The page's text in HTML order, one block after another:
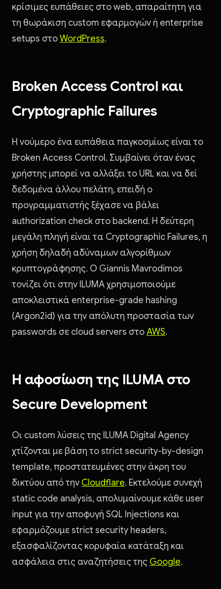
κρίσιμες ευπάθειες στο web, απαραίτητη για
τη θωράκιση custom εφαρμογών ή enterprise
setups στοWordPress.
Broken Access Control και
Cryptographic Failures
Η νούμερο ένα ευπάθεια παγκοσμίως είναι το
Broken Access Control. Συμβαίνει όταν ένας
χρήστης μπορεί να αλλάξει το URL και να δεί
δεδομένα άλλου πελάτη, επειδή ο
προγραμματιστής ξέχασε να βάλει
authorization check στο backend. Η δεύτερη
μεγάλη πληγή είναι τα Cryptographic Failures, η
χρήση δηλαδή αδύναμων αλγορίθμων
κρυπτογράφησης. Ο Giannis Mavrodimos
τονίζει ότι στην ILUMA χρησιμοποιούμε
αποκλειστικά enterprise-grade hashing
(Argon2id) για την απόλυτη προστασία των
passwords σε cloud servers στοAWS.
Η αφοσίωση της ILUMA στο
Secure Development
Οι custom λύσεις της ILUMA Digital Agency
χτίζονται με βάση το strict security-by-design
template, προστατευμένες στην άκρη του
δικτύου από την Cloudflare. Εκτελούμε συνεχή
static code analysis, απολυμαίνουμε κάθε user
input για την αποφυγή SQL Injections και
εφαρμόζουμε strict security headers,
εξασφαλίζοντας κορυφαία κατάταξη και
ασφάλεια στις αναζητήσεις της Google.